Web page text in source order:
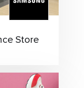
Store